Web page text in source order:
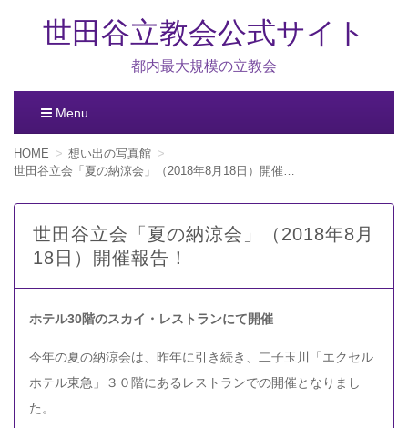
世田谷立教会公式サイト
都内最大規模の立教会
Menu
コ
ン
ン
へ
移
HOME
想い出の写真館
世田谷立会「夏の納涼会」（2018年8月18日）開催報告！
世田谷立会「夏の納涼会」（2018年8月
18日）開催報告！
ホテル30階のスカイ・レストランにて開催
今年の夏の納涼会は、昨年に引き続き、二子玉川「エクセル
ホテル東急」３０階にあるレストランでの開催となりまし
た。